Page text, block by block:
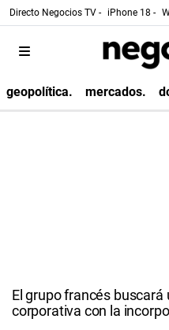
Directo Negocios TV - iPhone 18 -
geopolítica. mercados.
El grupo francés
corporativa con la